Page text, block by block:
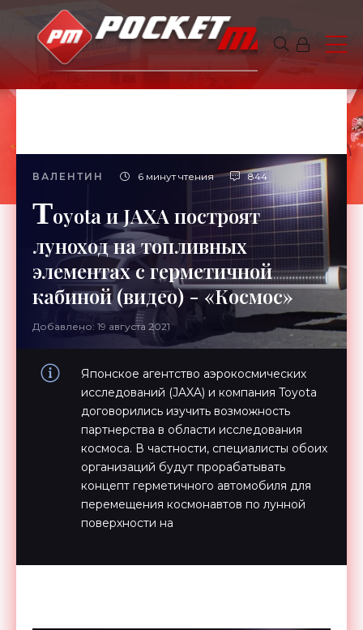
ВАЛЕНТИН 6 минут чтения 844
Toyota и JAXA построят
луноход на топливных
элементах с герметичной
кабиной (видео) - «Космос»
Добавлено: 19 августа 2021
Японское агентство аэрокосмических
исследований (JAXA) и компания Toyota
договорились изучить возможность
партнерства в области исследования
космоса. В частности, специалисты обоих
организаций будут прорабатывать
концепт герметичного автомобиля для
перемещения космонавтов по лунной
поверхности на